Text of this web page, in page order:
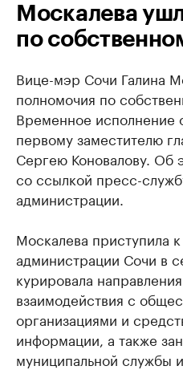
Москалева
по
Вице-мэр Сочи Галина
полномочия по
Временное исполнение
первому заместителю
Сергею Коновалову. Об
со ссылкой пресс-
администрации.
Москалева приступила
администрации Сочи в
курировала
взаимодействия с
организациями и
информации, а также
муниципальной службы